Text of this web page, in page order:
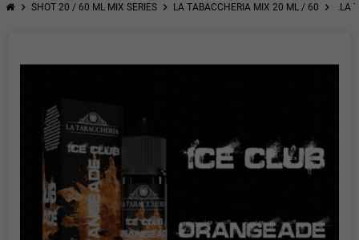
chevron_right SHOT 20 / 60 ML MIX SERIES chevron_right LA TABACCHERIA MIX 20 ML / 60 chevron_right .LA